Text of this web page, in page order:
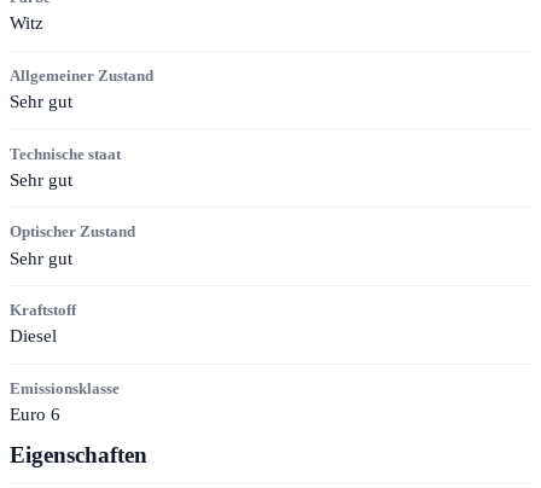
Witz
Allgemeiner Zustand
Sehr gut
Technische staat
Sehr gut
Optischer Zustand
Sehr gut
Kraftstoff
Diesel
Emissionsklasse
Euro 6
Eigenschaften